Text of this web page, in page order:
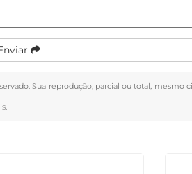
Sua reprodução, parcial ou total, mesmo
.